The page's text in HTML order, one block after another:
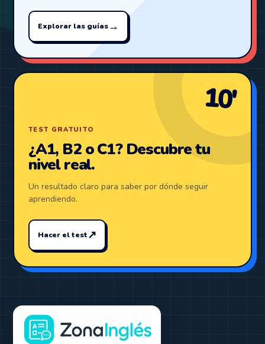
Explorar las guías→
10′
TEST GRATUITO
¿A1, B2 o C1? Descubre tu
nivel real.
Un resultado claro para saber por dónde seguir
aprendiendo.
Hacer el test↗